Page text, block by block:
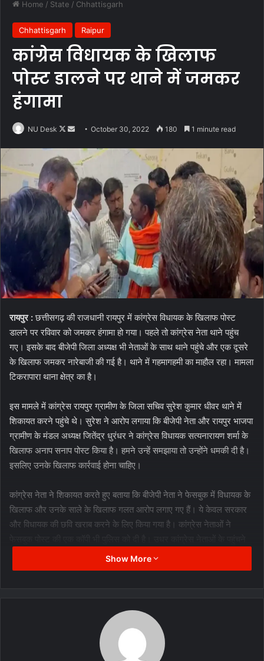
Home / State / Chhattisgarh
Chhattisgarh Raipur
कांग्रेस विधायक के खिलाफ
पोस्ट डालने पर थाने में जमकर
हंगामा
NU Desk
Follow
X
Send
email
October 30, 2022 180 1 minute read
रायपुर :छत्तीसगढ़ की राजधानी रायपुर में कांग्रेस विधायक के खिलाफ पोस्ट
डालने पर रविवार को जमकर हंगामा हो गया। पहले तो कांग्रेस नेता थाने पहुंच
गए। इसके बाद बीजेपी जिला अध्यक्ष भी नेताओं के साथ थाने पहुंचे और एक दूसरे
के खिलाफ जमकर नारेबाजी की गई है। थाने में गहमागहमी का माहौल रहा। मामला
टिकरापारा थाना क्षेत्र का है।
इस मामले में कांग्रेस रायपुर ग्रामीण के जिला सचिव सुरेश कुमार धीवर थाने में
शिकायत करने पहुंचे थे। सुरेश ने आरोप लगाया कि बीजेपी नेता और रायपुर भाजपा
ग्रामीण के मंडल अध्यक्ष जितेंद्र धुरंधर ने कांग्रेस विधायक सत्यनारायण शर्मा के
खिलाफ अनाप सनाप पोस्ट किया है। हमने उन्हें समझाया तो उन्होंने धमकी दी है।
इसलिए उनके खिलाफ कार्रवाई होना चाहिए।
कांग्रेस नेता ने शिकायत करते हुए बताया कि बीजेपी नेता ने फेसबुक में विधायक के
खिलाफ और उनके साले के खिलाफ गलत आरोप लगाए गए हैं। ये केवल सरकार
और विधायक की छवि खराब करने के लिए किया गया है। कांग्रेस नेताओं ने
की खबर मिलते ही बीजेपी जिला अध्यक्ष जयंति पाटिल भी बीजेपी नेताओं के साथ
थाने पहुंच गए।
नारेबाजी शुरू हो हई। आपस में कुछ समय के लिए तू-तू मैं-मैं की स्थिति भी बनी।
मगर पुलिस ने उन्हें किसी तरह से शांत कराया और 2 घंटे बाद मामला शांत हुआ।
पुलिस ने इस मामले में साइबर यूनिट की मदद से जांच कराने की बात कही है।
Show More